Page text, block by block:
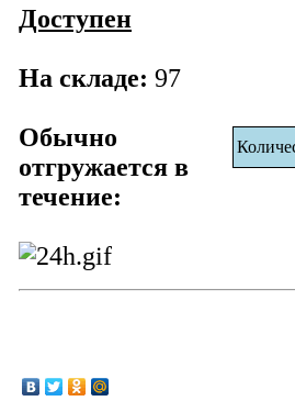
Доступен
На складе: 97
Обычно
отгружается в
течение: